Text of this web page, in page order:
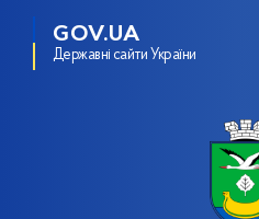
GOV.UA
Державні сайти України